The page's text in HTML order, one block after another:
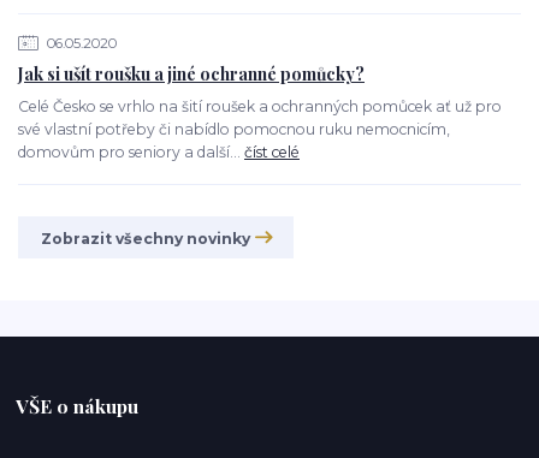
06.05.2020
Jak si ušít roušku a jiné ochranné pomůcky?
Celé Česko se vrhlo na šití roušek a ochranných pomůcek ať už pro
své vlastní potřeby či nabídlo pomocnou ruku nemocnicím,
domovům pro seniory a další... číst celé
Zobrazit všechny novinky
VŠE o nákupu